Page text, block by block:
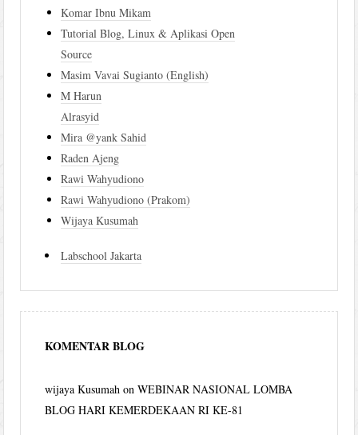
Komar Ibnu Mikam
Tutorial Blog, Linux & Aplikasi Open
Source
Masim Vavai Sugianto (English)
M Harun
Alrasyid
Mira @yank Sahid
Raden Ajeng
Rawi Wahyudiono
Rawi Wahyudiono (Prakom)
Wijaya Kusumah
Labschool Jakarta
KOMENTAR BLOG
wijaya Kusumah onWEBINAR NASIONAL LOMBA
BLOG HARI KEMERDEKAAN RI KE-81